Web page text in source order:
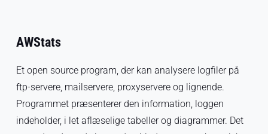
AWStats
Et open source program, der kan analysere logfiler på
ftp-servere, mailservere, proxyservere og lignende.
Programmet præsenterer den information, loggen
indeholder, i let aflæselige tabeller og diagrammer. Det